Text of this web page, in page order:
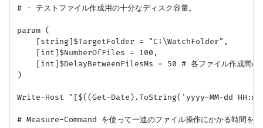
# - テストファイル作成用の十分なディスク容量。
param (
    [string]$TargetFolder = "C:\WatchFolder",
    [int]$NumberOfFiles = 100,
[int]$DelayBetweenFilesMs = 50 # 各ファイル作成間の
)
Write-Host "[$((Get-Date).ToString('yyyy-MM-dd
# Measure-Command を使って一連のファイル操作にかかる時間を